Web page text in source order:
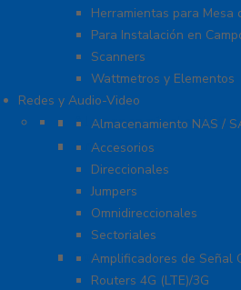
Herramientas para Mesa
Para Instalación en
Scanners
Wattmetros y Elementos
Redes y Audio-Video
Almacenamiento NAS /
Almacenamiento NAS /
Antenas
Accesorios
Direccionales
Jumpers
Omnidireccionales
Sectoriales
Cobertura para Celular
Amplificadores de Señal
Routers 4G (LTE)/3G